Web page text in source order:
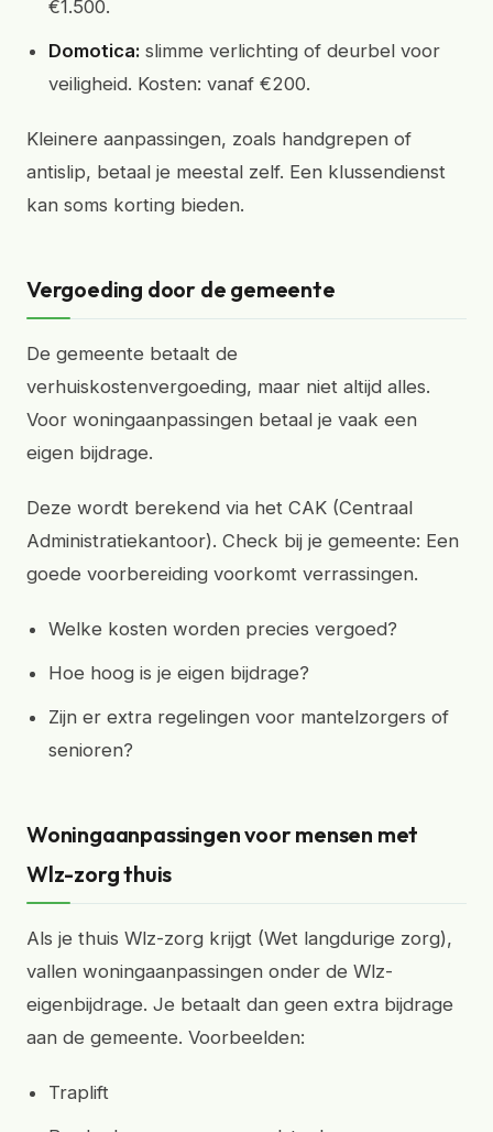
€1.500.
Domotica: slimme verlichting of deurbel voor
veiligheid. Kosten: vanaf €200.
Kleinere aanpassingen, zoals handgrepen of
antislip, betaal je meestal zelf. Een klussendienst
kan soms korting bieden.
Vergoeding door de gemeente
De gemeente betaalt de
verhuiskostenvergoeding, maar niet altijd alles.
Voor woningaanpassingen betaal je vaak een
eigen bijdrage.
Deze wordt berekend via het CAK (Centraal
Administratiekantoor). Check bij je gemeente: Een
goede voorbereiding voorkomt verrassingen.
Welke kosten worden precies vergoed?
Hoe hoog is je eigen bijdrage?
Zijn er extra regelingen voor mantelzorgers of
senioren?
Woningaanpassingen voor mensen met
Wlz-zorg thuis
Als je thuis Wlz-zorg krijgt (Wet langdurige zorg),
vallen woningaanpassingen onder de Wlz-
eigenbijdrage. Je betaalt dan geen extra bijdrage
aan de gemeente. Voorbeelden:
Traplift